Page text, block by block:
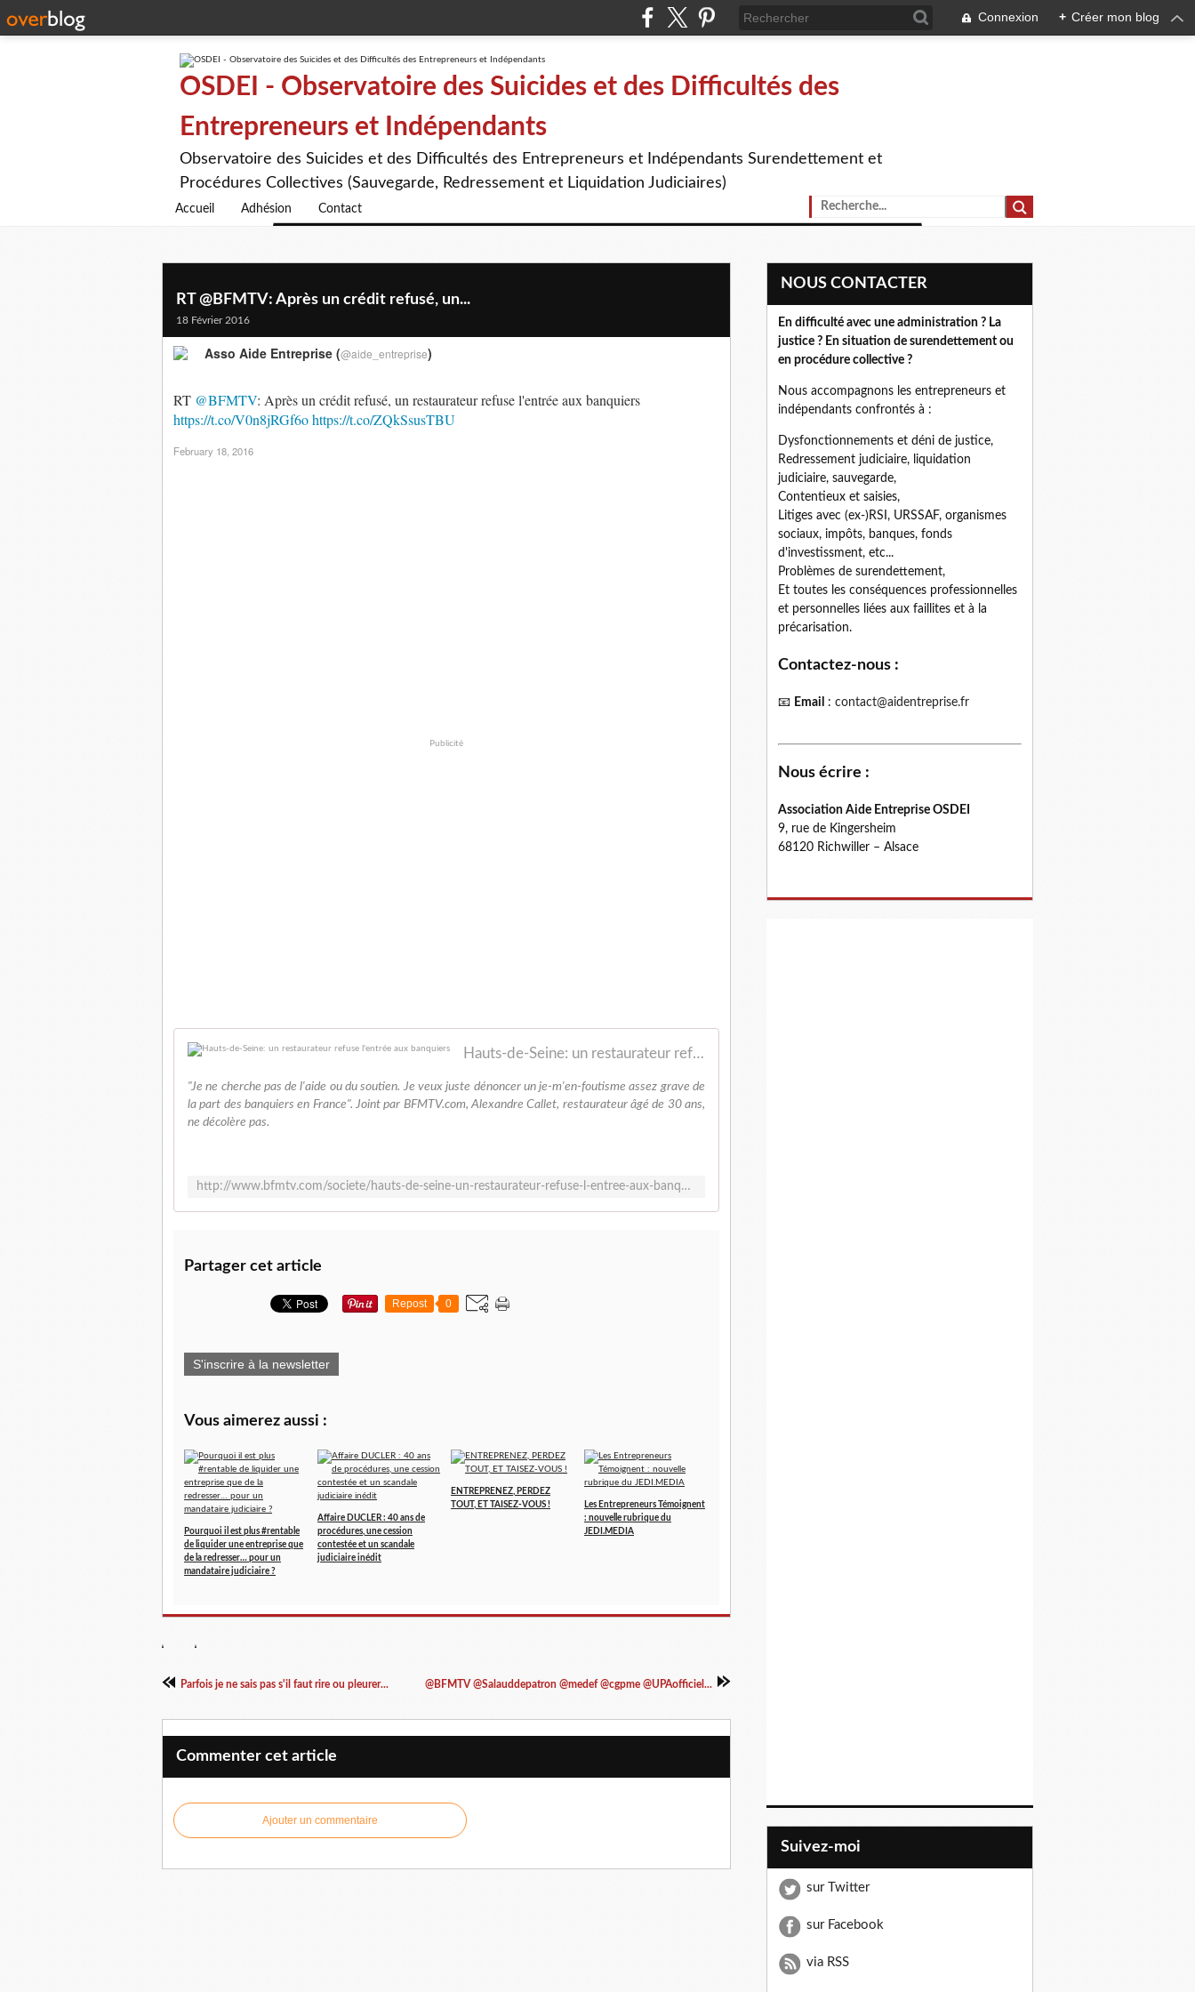
Connexion + Créer mon blog
OSDEI - Observatoire des Suicides et des Difficultés des
Entrepreneurs et Indépendants
Observatoire des Suicides et des Difficultés des Entrepreneurs et Indépendants Surendettement et
Procédures Collectives (Sauvegarde, Redressement et Liquidation Judiciaires)
Accueil Adhésion Contact
RT @BFMTV: Après un crédit refusé, un...
18 Février 2016
RT @BFMTV: Après un crédit refusé, un restaurateur refuse l'entrée aux banquiers
https://t.co/V0n8jRGf6ohttps://t.co/ZQkSsusTBU
Asso Aide Entreprise (@aide_entreprise)
February 18, 2016
Publicité
Hauts-de-Seine: un restaurateur refuse l'entrée aux banquiers
"Je ne cherche pas de l'aide ou du soutien. Je veux juste dénoncer un je-m'en-foutisme assez grave de
la part des banquiers en France". Joint par BFMTV.com, Alexandre Callet, restaurateur âgé de 30 ans,
ne décolère pas.
http://www.bfmtv.com/societe/hauts-de-seine-un-restaurateur-refuse-l-entree-aux-banquiers-952343.html
Partager cet article
Repost 0
S'inscrire à la newsletter
Vous aimerez aussi :
Pourquoi il est plus #rentable
de liquider une entreprise que
de la redresser… pour un
mandataire judiciaire ?
Affaire DUCLER : 40 ans de
procédures, une cession
contestée et un scandale
judiciaire inédit
ENTREPRENEZ, PERDEZ
TOUT, ET TAISEZ-VOUS !
Les Entrepreneurs Témoignent
: nouvelle rubrique du
JEDI.MEDIA
Parfois je ne sais pas s'il faut rire ou pleurer... @BFMTV @Salauddepatron @medef @cgpme @UPAofficiel...
Commenter cet article
Ajouter un commentaire
NOUS CONTACTER
En difficulté avec une administration ? La
justice ? En situation de surendettement ou
en procédure collective ?
Nous accompagnons les entrepreneurs et
indépendants confrontés à :
Dysfonctionnements et déni de justice,
Redressement judiciaire, liquidation
judiciaire, sauvegarde,
Contentieux et saisies,
Litiges avec (ex-)RSI, URSSAF, organismes
sociaux, impôts, banques, fonds
d'investissment, etc...
Problèmes de surendettement,
Et toutes les conséquences professionnelles
et personnelles liées aux faillites et à la
précarisation.
Contactez-nous :
📧 Email : contact@aidentreprise.fr
Nous écrire :
Association Aide Entreprise OSDEI
9, rue de Kingersheim
68120 Richwiller – Alsace
Suivez-moi
sur Twitter
sur Facebook
via RSS